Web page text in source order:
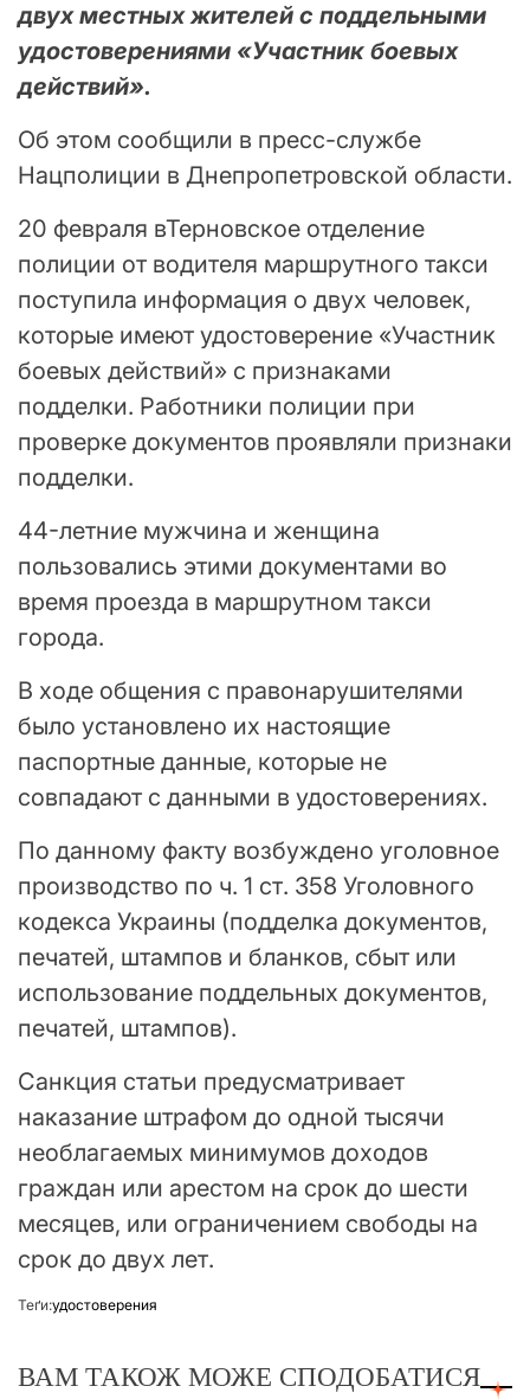
двух местных жителей с поддельными
удостоверениями «Участник боевых
действий».
Об этом сообщили в пресс-службе
Нацполиции в Днепропетровской области.
20 февраля вТерновское отделение
полиции от водителя маршрутного такси
поступила информация о двух человек,
которые имеют удостоверение «Участник
боевых действий» с признаками
подделки. Работники полиции при
проверке документов проявляли признаки
подделки.
44-летние мужчина и женщина
пользовались этими документами во
время проезда в маршрутном такси
города.
В ходе общения с правонарушителями
было установлено их настоящие
паспортные данные, которые не
совпадают с данными в удостоверениях.
По данному факту возбуждено уголовное
производство по ч. 1 ст. 358 Уголовного
кодекса Украины (подделка документов,
печатей, штампов и бланков, сбыт или
использование поддельных документов,
печатей, штампов).
Санкция статьи предусматривает
наказание штрафом до одной тысячи
необлагаемых минимумов доходов
граждан или арестом на срок до шести
месяцев, или ограничением свободы на
срок до двух лет.
Теґи:удостоверения
ВАМ ТАКОЖ МОЖЕ СПОДОБАТИСЯ